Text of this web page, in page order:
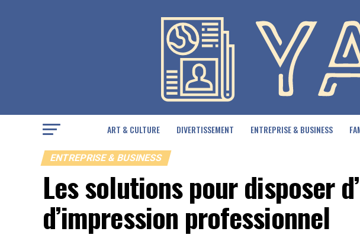
ART & CULTURE DIVERTISSEMENT ENTREPRISE & BUSINESS
ENTREPRISE & BUSINESS
Les solutions pour disposer
d’impression professionnel